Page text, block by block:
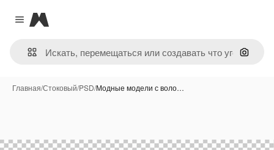
Close menu
Magnific
Поиск
Главная/Стоковый/PSD/Модные модели с воло…